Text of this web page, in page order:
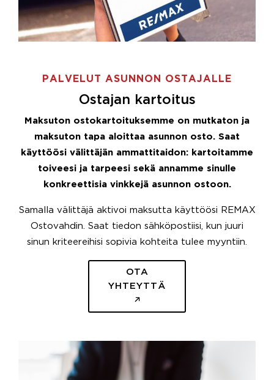
PALVELUT ASUNNON OSTAJALLE
Ostajan kartoitus
Maksuton ostokartoituksemme on mutkaton ja
maksuton tapa aloittaa asunnon osto. Saat
käyttöösi välittäjän ammattitaidon: kartoitamme
toiveesi ja tarpeesi sekä annamme sinulle
konkreettisia vinkkejä asunnon ostoon.
Samalla välittäjä aktivoi maksutta käyttöösi REMAX
Ostovahdin. Saat tiedon sähköpostiisi, kun juuri
sinun kriteereihisi sopivia kohteita tulee myyntiin.
OTA
YHTEYTTÄ